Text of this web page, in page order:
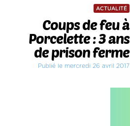
ACTUALITÉ
Coups de feu à
Porcelette : 3 ans
de prison ferme
Publié le mercredi 26 avril 2017